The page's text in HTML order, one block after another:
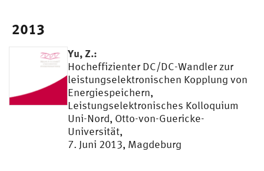
2013
Yu, Z.:
Hocheffizienter DC/DC-Wandler zur
leistungselektronischen Kopplung von
Energiespeichern,
Leistungselektronisches Kolloquium
Uni-Nord, Otto-von-Guericke-
Universität,
7. Juni 2013, Magdeburg